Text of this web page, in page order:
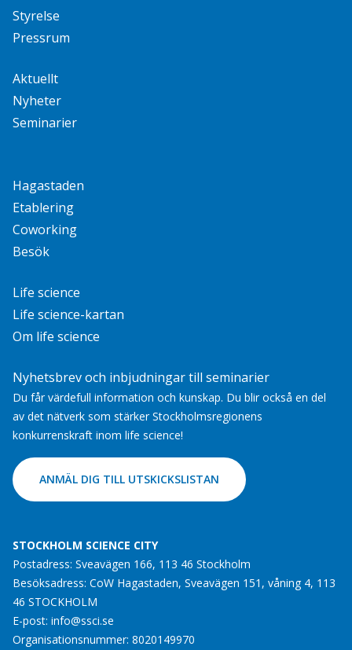
Styrelse
Pressrum
Aktuellt
Nyheter
Seminarier
Hagastaden
Etablering
Coworking
Besök
Life science
Life science-kartan
Om life science
Nyhetsbrev och inbjudningar till seminarier
Du får värdefull information och kunskap. Du blir också en del
av det nätverk som stärker Stockholmsregionens
konkurrenskraft inom life science!
ANMÄL DIG TILL UTSKICKSLISTAN
STOCKHOLM SCIENCE CITY
Postadress: Sveavägen 166, 113 46 Stockholm
Besöksadress: CoW Hagastaden, Sveavägen 151, våning 4, 113
46 STOCKHOLM
E-post: info@ssci.se
Organisationsnummer: 8020149970